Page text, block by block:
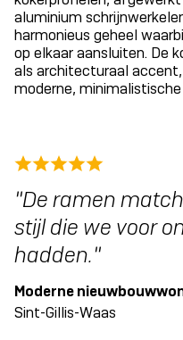
aluminium
harmonieus geheel
op elkaar aansluiten. De
als architecturaal
moderne,
De ramen
stijl die we voor
hadden.
Moderne
Sint-Gillis-Waas